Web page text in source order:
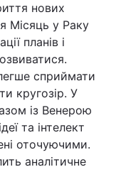
нових
Місяць у Раку
планів і
сприймати
кругозір. У
із Венерою
та інтелект
оточуючими.
аналітичне